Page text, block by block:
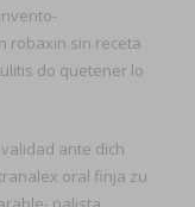
robaxin sin receta
do quetener lo
ante dich
oral finja zu